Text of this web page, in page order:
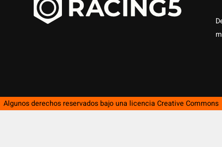
Algunos derechos reservados bajo una licencia Creative Commons